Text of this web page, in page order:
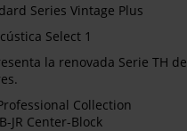
Series Vintage Plus
Select 1
la renovada Serie TH de
Collection
JR Center-Block